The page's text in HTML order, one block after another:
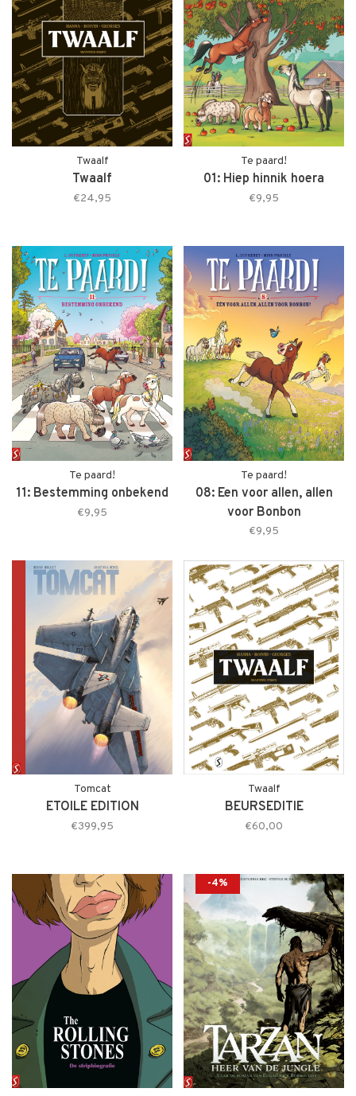
Twaalf
Twaalf
€24,95
Te paard!
01: Hiep hinnik hoera
€9,95
Te paard!
11: Bestemming onbekend
€9,95
Te paard!
08: Een voor allen, allen
voor Bonbon
€9,95
Tomcat
ETOILE EDITION
€399,95
Twaalf
BEURSEDITIE
€60,00
-4%